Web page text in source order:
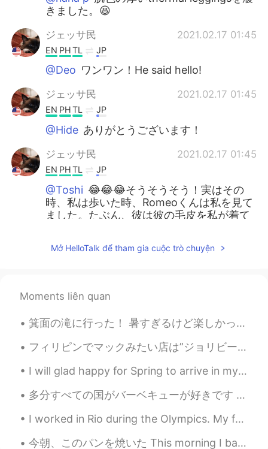
きました。😆
ジェッサ民 2021.02.17 01:45
EN PHTL JP
@Deo ワンワン！He said hello!
ジェッサ民 2021.02.17 01:45
EN PHTL JP
@Hide ありがとうございます！
ジェッサ民 2021.02.17 01:45
EN PHTL JP
@Toshi 😂😂😂そうそうそう！実はその
時、私は歩いた時、Romeoくんは私を見て
ました。たぶん、彼は彼の毛皮を私が着て
ジェッサ民 2021.02.17 01:42
ございます！ 辞書で「Polar vortex」を調
JP EN
足は寒くなかった?!かわいい！
Ely Taka 2021.02.16 21:56
極渦のせいで今細雪が降っています。
Mở HelloTalk để tham gia cuộc trò chuyện
Moments liên quan
箕面の滝に行った！ 暑すぎるけど楽しかった。 友達が箕面の滝は秋の時に行った方がいいと言っていたから、もう一回行こうと思った。楓葉天婦羅を売られると聞いた。 Minoo waterfall. ...
フィリピンでマックみたい店は”ジョリビー”と言います。 ジョリビーはどんな動物ですか？考えてみて… 。 。 。 。 。 蜂です。 フィリピンで有名な店です。 子供の頃からジョリビ...
I will glad happy for Spring to arrive in my state. I want to go hiking in the forest and visit s...
多分すべての国がバーベキューが好きです 😋😄🇯🇵🇺🇸 今日はいい日でした 良い一日をお過ごしください😌 Maybe every country likes BBQ 😋😄🇯🇵🇺🇸 Today ...
I worked in Rio during the Olympics. My father finally sent my memorabilia to Japan! Do you know ...
今朝、このパンを焼いた This morning I baked this bread 妹の家族を訪ねて行って予定があったので、昨日に作って始めた I had plans to go and ...